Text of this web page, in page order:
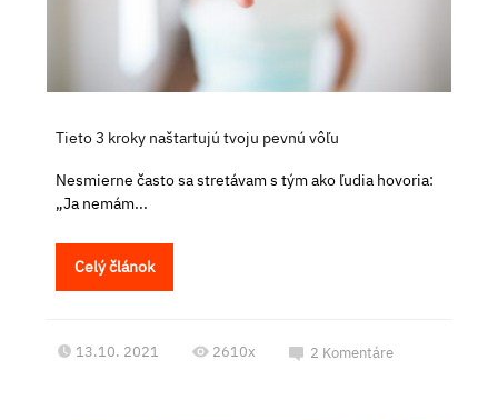
Tieto 3 kroky naštartujú tvoju pevnú vôľu
Nesmierne často sa stretávam s tým ako ľudia hovoria:
„Ja nemám...
Celý článok
13.10. 2021 2610x 2 Komentáre